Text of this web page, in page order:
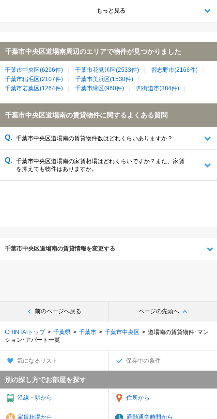
もっと見る
千葉市中央区道場南周辺のエリアで物件が見つかりました
千葉市中央区(6296件) 千葉市花見川区(2533件)
習志野市(2166件)
千葉市稲毛区(2107件)
千葉市美浜区(1530件)
千葉市若葉区(1264件)
千葉市緑区(960件) 四街道市(384件)
千葉市中央区道場南の賃貸物件に関するよくある質問
千葉市中央区道場南の賃貸物件数はどれくらいありますか？
千葉市中央区道場南の家賃相場はどれくらいですか？また、家賃
を抑えても物件はありますか。
千葉市中央区道場南の賃貸情報を変更する
前のページへ戻る ページの先頭へ
CHINTAIトップ 千葉県 千葉市 千葉市中央区
道場南の賃貸物件･マン
ション･アパート一覧
気になるリスト 保存中の条件
別の探し方でお部屋を探す
沿線・駅から 住所から
家賃相場から 通勤通学時間から